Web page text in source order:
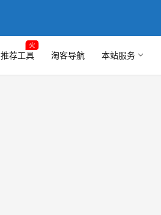
推荐工具
火
淘客导航 本站服务